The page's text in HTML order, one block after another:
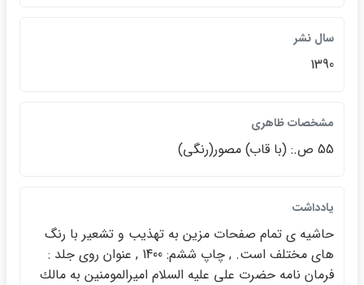
سال نشر
1390
مشخصات ظاهري
55 ص.: (با قاب) مصور(رنگي)
يادداشت
حاشيه ي تمام صفحات مزين به تهذيب و تشعير با رنگ
هاي مختلف است. , چاپ ششم: 1400 , عنوان روي جلد :
فرمان نامه حضرت علي عليه السلام اميرالمومنين به مالك